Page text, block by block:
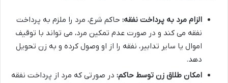
الزام مرد به پرداخت نفقه: حاکم شرع، مرد را ملزم به پرداخت
نفقه می کند و در صورت عدم تمکین مرد، می تواند با توقیف
اموال یا سایر تدابیر، نفقه را از او وصول کرده و به زن تحویل
دهد.
امکان طلاق زن توسط حاکم: در صورتی که مرد از پرداخت نفقه